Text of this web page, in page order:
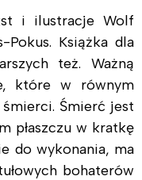
i ilustracje Wolf
Książka dla
też. Ważną
które w równym
Śmierć jest
płaszczu w kratkę
do wykonania, ma
bohaterów